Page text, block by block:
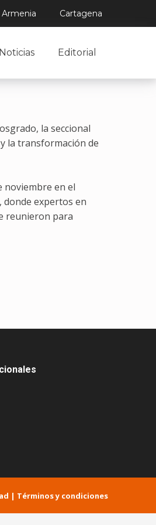
Armenia Cartagena
Noticias Editorial
la seccional
la transformación de
noviembre en el
expertos en
reunieron para
​ | Términos y condiciones​